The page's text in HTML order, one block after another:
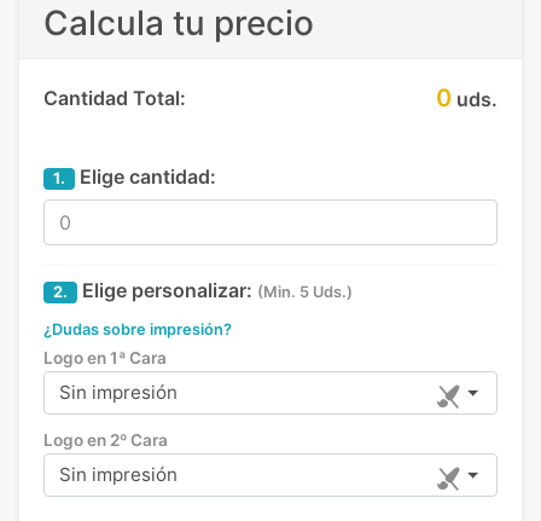
Calcula tu precio
Cantidad Total: 0 uds.
1. Elige cantidad:
2. Elige personalizar: (Min. 5 Uds.)
¿Dudas sobre impresión?
Logo en 1ª Cara
Sin impresión
Logo en 2º Cara
Sin impresión